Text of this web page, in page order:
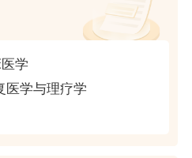
学
医学与理疗学